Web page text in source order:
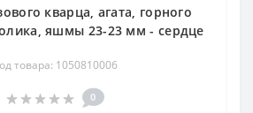
кварца, агата, горного
яшмы 23-23 мм - сердце
товара: 1050810006
0